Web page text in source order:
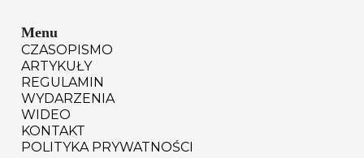
Menu
CZASOPISMO
ARTYKUŁY
REGULAMIN
WYDARZENIA
WIDEO
KONTAKT
POLITYKA PRYWATNOŚCI